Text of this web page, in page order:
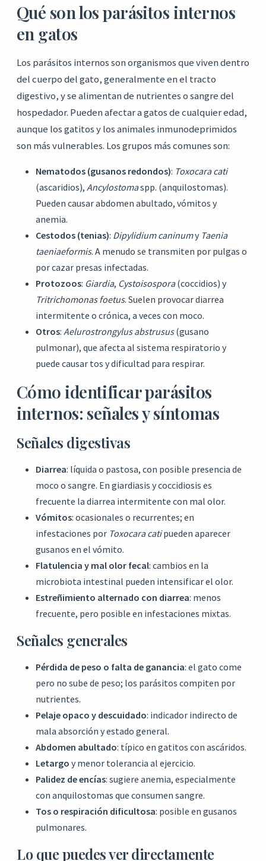
Qué son los parásitos internos
en gatos
Los parásitos internos son organismos que viven dentro
del cuerpo del gato, generalmente en el tracto
digestivo, y se alimentan de nutrientes o sangre del
hospedador. Pueden afectar a gatos de cualquier edad,
aunque los gatitos y los animales inmunodeprimidos
son más vulnerables. Los grupos más comunes son:
Nematodos (gusanos redondos): Toxocara cati
(ascaridios), Ancylostomaspp. (anquilostomas).
Pueden causar abdomen abultado, vómitos y
anemia.
Cestodos (tenias): Dipylidium caninumy Taenia
taeniaeformis. A menudo se transmiten por pulgas o
por cazar presas infectadas.
Protozoos: Giardia, Cystoisospora(coccidios) y
Tritrichomonas foetus. Suelen provocar diarrea
intermitente o crónica, a veces con moco.
Otros: Aelurostrongylus abstrusus(gusano
pulmonar), que afecta al sistema respiratorio y
puede causar tos y dificultad para respirar.
Cómo identificar parásitos
internos: señales y síntomas
Señales digestivas
Diarrea: líquida o pastosa, con posible presencia de
moco o sangre. En giardiasis y coccidiosis es
frecuente la diarrea intermitente con mal olor.
Vómitos: ocasionales o recurrentes; en
infestaciones por Toxocara catipueden aparecer
gusanos en el vómito.
Flatulencia y mal olor fecal: cambios en la
microbiota intestinal pueden intensificar el olor.
Estreñimiento alternado con diarrea: menos
frecuente, pero posible en infestaciones mixtas.
Señales generales
Pérdida de peso o falta de ganancia: el gato come
pero no sube de peso; los parásitos compiten por
nutrientes.
Pelaje opaco y descuidado: indicador indirecto de
mala absorción y estado general.
Abdomen abultado: típico en gatitos con ascáridos.
Letargo y menor tolerancia al ejercicio.
Palidez de encías: sugiere anemia, especialmente
con anquilostomas que consumen sangre.
Tos o respiración dificultosa: posible en gusanos
pulmonares.
Lo que puedes ver directamente